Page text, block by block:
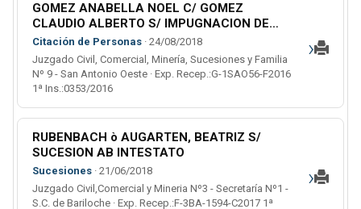
GOMEZ ANABELLA NOEL C/ GOMEZ
CLAUDIO ALBERTO S/ IMPUGNACION DE
ESTADO
Citación de Personas · 24/08/2018
Juzgado Civil, Comercial, Minería, Sucesiones y Familia
Nº 9 - San Antonio Oeste · Exp. Recep.:G-1SAO56-F2016
1ª Ins.:0353/2016
›
RUBENBACH ò AUGARTEN, BEATRIZ S/
SUCESION AB INTESTATO
Sucesiones · 21/06/2018
Juzgado Civil,Comercial y Mineria Nº3 - Secretaría Nº1 -
S.C. de Bariloche · Exp. Recep.:F-3BA-1594-C2017 1ª
›